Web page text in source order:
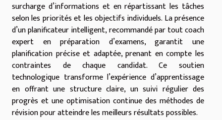
surcharge d’informations et en répartissant les tâches
selon les priorités et les objectifs individuels. La présence
d’un planificateur intelligent, recommandé par tout coach
expert en préparation d’examens, garantit une
planification précise et adaptée, prenant en compte les
contraintes de chaque candidat. Ce soutien
technologique transforme l’expérience d’apprentissage
en offrant une structure claire, un suivi régulier des
progrès et une optimisation continue des méthodes de
révision pour atteindre les meilleurs résultats possibles.